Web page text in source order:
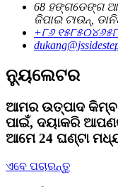
68 ହଙ୍ଗଡେଙ୍ଗ
ଜିପାଇ ଟାଉନ୍,
+୮୬
ନ୍ୟୁଲେଟର
ଆମର ଉତ୍ପାଦ
ପାଇଁ, ଦୟାକରି
ଆମେ 24 ଘଣ୍ଟା
ଏବେ ପଚାରନ୍ତୁ